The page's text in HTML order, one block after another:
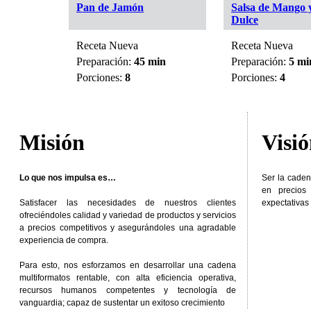
Pan de Jamón
Receta Nueva
Preparación: 45 min
Porciones: 8
Salsa de Mango
Dulce
Receta Nueva
Preparación: 5
Porciones: 4
Misión
Lo que nos impulsa es…
Satisfacer las necesidades de nuestros clientes
ofreciéndoles calidad y variedad de productos y servicios
a precios competitivos y asegurándoles una agradable
experiencia de compra.
Para esto, nos esforzamos en desarrollar una cadena
multiformatos rentable, con alta eficiencia operativa,
recursos humanos competentes y tecnología de
vanguardia; capaz de sustentar un exitoso crecimiento
Ser la
en